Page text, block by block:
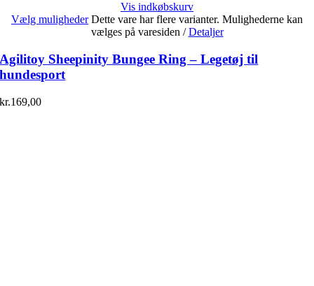
Vis indkøbskurv
Vælg muligheder Dette vare har flere varianter. Mulighederne kan
vælges på varesiden / Detaljer
Agilitoy Sheepinity Bungee Ring – Legetøj til
hundesport
kr.169,00